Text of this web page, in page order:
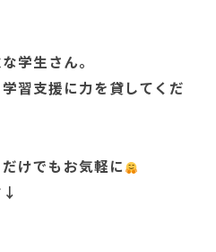
学生さん。
習支援に力を貸してくだ
けでもお気軽に
↓